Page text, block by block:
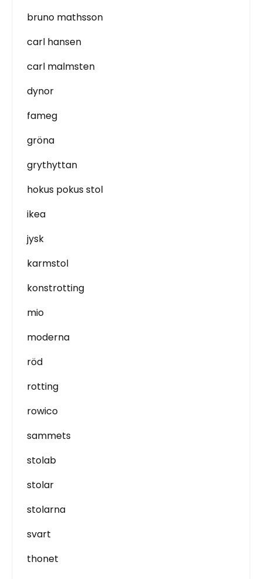
bruno mathsson
carl hansen
carl malmsten
dynor
fameg
gröna
grythyttan
hokus pokus stol
ikea
jysk
karmstol
konstrotting
mio
moderna
röd
rotting
rowico
sammets
stolab
stolar
stolarna
svart
thonet